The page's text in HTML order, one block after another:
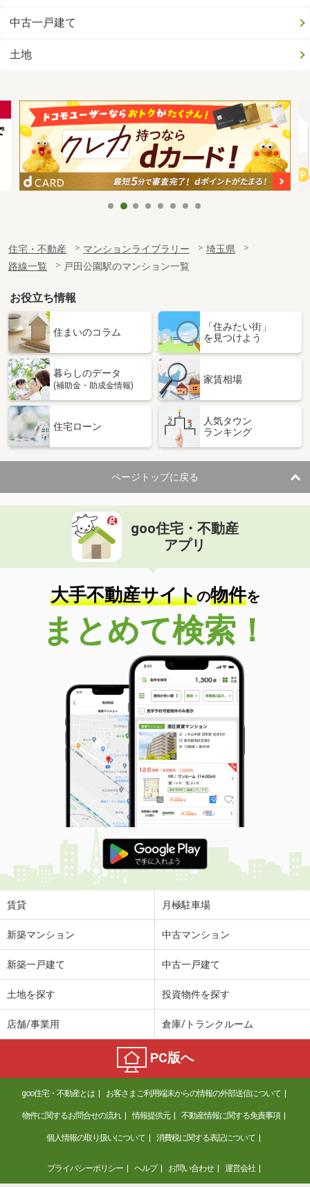
中古一戸建て
土地
住宅・不動産 マンションライブラリー
埼玉県
路線一覧
戸田公園駅のマンション一覧
お役立ち情報
住まいのコラム
「住みたい街」
を見つけよう
暮らしのデータ
(補助金・助成金情報)
家賃相場
住宅ローン
人気タウン
ランキング
ページトップに戻る
goo住宅・不動産
アプリ
大手不動産サイトの物件を
まとめて検索！
賃貸 月極駐車場
新築マンション 中古マンション
新築一戸建て 中古一戸建て
土地を探す 投資物件を探す
店舗/事業用 倉庫/トランクルーム
PC版へ
goo住宅・不動産とは お客さまご利用端末からの情報の外部送信について
物件に関するお問合せの流れ 情報提供元 不動産情報に関する免責事項
個人情報の取り扱いについて 消費税に関する表記について
プライバシーポリシー ヘルプ お問い合わせ 運営会社